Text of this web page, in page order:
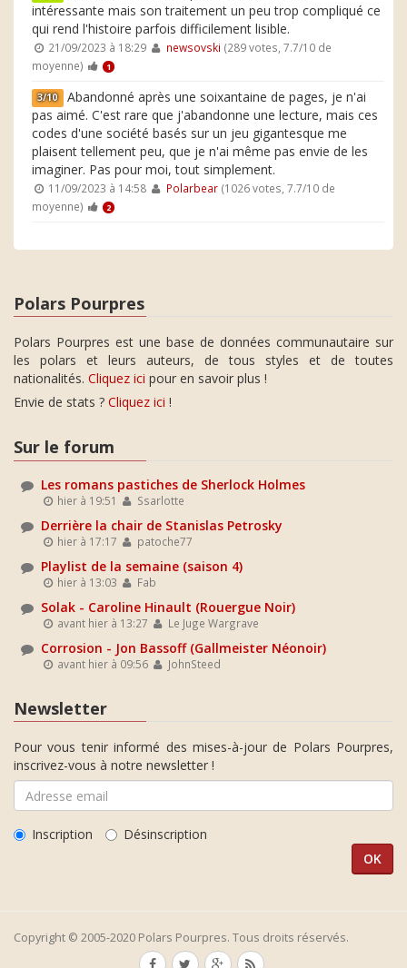
intéressante mais son traitement un peu trop compliqué ce
qui rend l'histoire parfois difficilement lisible.
21/09/2023 à 18:29 newsovski (289 votes, 7.7/10 de
moyenne)
1
3/10 Abandonné après une soixantaine de pages, je n'ai
pas aimé. C'est rare que j'abandonne une lecture, mais ces
codes d'une société basés sur un jeu gigantesque me
plaisent tellement peu, que je n'ai même pas envie de les
imaginer. Pas pour moi, tout simplement.
11/09/2023 à 14:58 Polarbear(1026 votes, 7.7/10 de
moyenne)
2
Polars Pourpres
Polars Pourpres est une base de données communautaire sur
les polars et leurs auteurs, de tous styles et de toutes
nationalités. Cliquez ici pour en savoir plus !
Envie de stats ? Cliquez ici !
Sur le forum
Les romans pastiches de Sherlock Holmes
hier à 19:51 Ssarlotte
Derrière la chair de Stanislas Petrosky
hier à 17:17 patoche77
Playlist de la semaine (saison 4)
hier à 13:03 Fab
Solak - Caroline Hinault (Rouergue Noir)
avant hier à 13:27 Le Juge Wargrave
Corrosion - Jon Bassoff (Gallmeister Néonoir)
avant hier à 09:56 JohnSteed
Newsletter
Pour vous tenir informé des mises-à-jour de Polars Pourpres,
inscrivez-vous à notre newsletter !
Inscription Désinscription
Copyright © 2005-2020 Polars Pourpres. Tous droits réservés.